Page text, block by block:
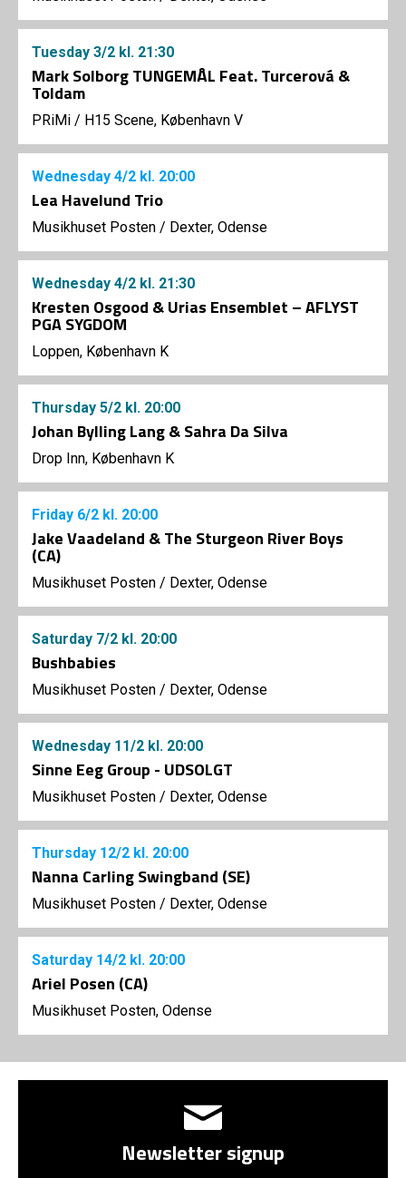
Tuesday 3/2 kl. 21:30
Mark Solborg TUNGEMÅL Feat. Turcerová &
Toldam
PRiMi / H15 Scene, København V
Wednesday 4/2 kl. 20:00
Lea Havelund Trio
Musikhuset Posten / Dexter, Odense
Wednesday 4/2 kl. 21:30
Kresten Osgood & Urias Ensemblet – AFLYST
PGA SYGDOM
Loppen, København K
Thursday 5/2 kl. 20:00
Johan Bylling Lang & Sahra Da Silva
Drop Inn, København K
Friday 6/2 kl. 20:00
Jake Vaadeland & The Sturgeon River Boys
(CA)
Musikhuset Posten / Dexter, Odense
Saturday 7/2 kl. 20:00
Bushbabies
Musikhuset Posten / Dexter, Odense
Wednesday 11/2 kl. 20:00
Sinne Eeg Group - UDSOLGT
Musikhuset Posten / Dexter, Odense
Thursday 12/2 kl. 20:00
Nanna Carling Swingband (SE)
Musikhuset Posten / Dexter, Odense
Saturday 14/2 kl. 20:00
Ariel Posen (CA)
Musikhuset Posten, Odense
Newsletter signup